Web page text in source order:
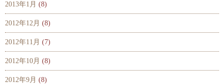
2013年1月 (8)
2012年12月 (8)
2012年11月 (7)
2012年10月 (8)
2012年9月 (8)